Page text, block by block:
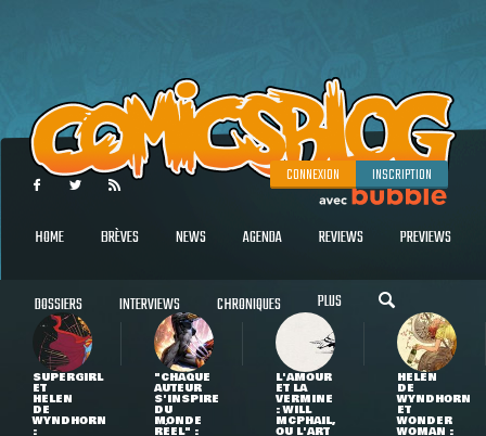
CONNEXION INSCRIPTION
HOME BRÈVES NEWS AGENDA REVIEWS PREVIEWS
DOSSIERS INTERVIEWS CHRONIQUES PLUS
SUPERGIRL
ET
HELEN
DE
WYNDHORN
:
"CHAQUE
AUTEUR
S'INSPIRE
DU
MONDE
RÉEL" :
L'AMOUR
ET LA
VERMINE
: WILL
MCPHAIL,
OU L'ART
HELEN
DE
WYNDHORN
ET
WONDER
WOMAN :